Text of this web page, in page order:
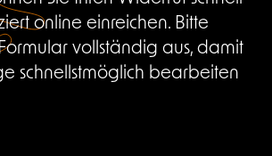
online einreichen. Bitte
vollständig aus, damit
schnellstmöglich bearbeiten